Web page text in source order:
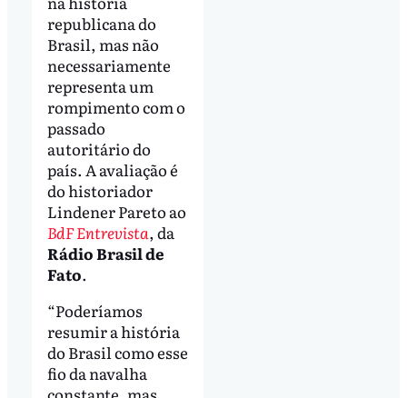
republicana do
Brasil, mas não
necessariamente
representa um
rompimento com o
passado
autoritário do
país. A avaliação é
do historiador
Lindener Pareto ao
BdF Entrevista, da
Rádio Brasil de
Fato.
“Poderíamos
resumir a história
do Brasil como esse
fio da navalha